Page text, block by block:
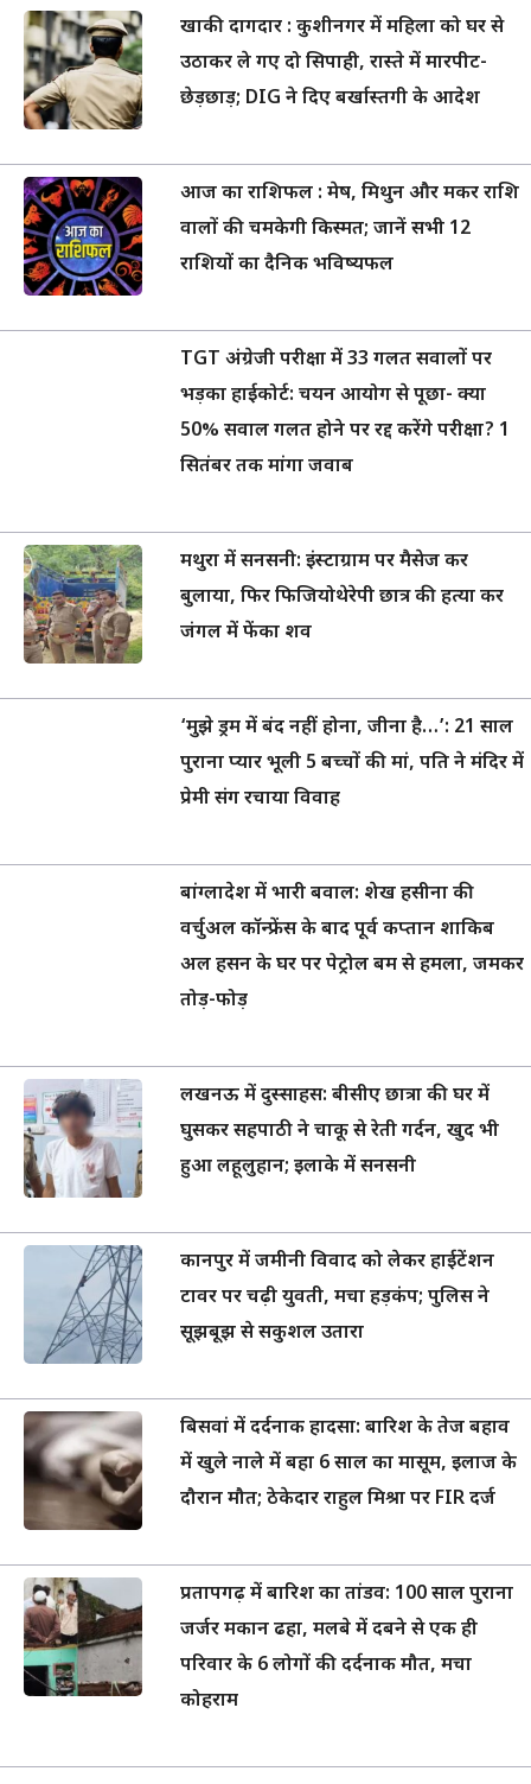
खाकी दागदार : कुशीनगर में महिला को घर से
उठाकर ले गए दो सिपाही, रास्ते में मारपीट-
छेड़छाड़; DIG ने दिए बर्खास्तगी के आदेश
आज का राशिफल : मेष, मिथुन और मकर राशि
वालों की चमकेगी किस्मत; जानें सभी 12
राशियों का दैनिक भविष्यफल
TGT अंग्रेजी परीक्षा में 33 गलत सवालों पर
भड़का हाईकोर्ट: चयन आयोग से पूछा- क्या
50% सवाल गलत होने पर रद्द करेंगे परीक्षा? 1
सितंबर तक मांगा जवाब
मथुरा में सनसनी: इंस्टाग्राम पर मैसेज कर
बुलाया, फिर फिजियोथेरेपी छात्र की हत्या कर
जंगल में फेंका शव
‘मुझे ड्रम में बंद नहीं होना, जीना है…’: 21 साल
पुराना प्यार भूली 5 बच्चों की मां, पति ने मंदिर में
प्रेमी संग रचाया विवाह
बांग्लादेश में भारी बवाल: शेख हसीना की
वर्चुअल कॉन्फ्रेंस के बाद पूर्व कप्तान शाकिब
अल हसन के घर पर पेट्रोल बम से हमला, जमकर
तोड़-फोड़
लखनऊ में दुस्साहस: बीसीए छात्रा की घर में
घुसकर सहपाठी ने चाकू से रेती गर्दन, खुद भी
हुआ लहूलुहान; इलाके में सनसनी
कानपुर में जमीनी विवाद को लेकर हाईटेंशन
टावर पर चढ़ी युवती, मचा हड़कंप; पुलिस ने
सूझबूझ से सकुशल उतारा
बिसवां में दर्दनाक हादसा: बारिश के तेज बहाव
में खुले नाले में बहा 6 साल का मासूम, इलाज के
दौरान मौत; ठेकेदार राहुल मिश्रा पर FIR दर्ज
प्रतापगढ़ में बारिश का तांडव: 100 साल पुराना
जर्जर मकान ढहा, मलबे में दबने से एक ही
परिवार के 6 लोगों की दर्दनाक मौत, मचा
कोहराम